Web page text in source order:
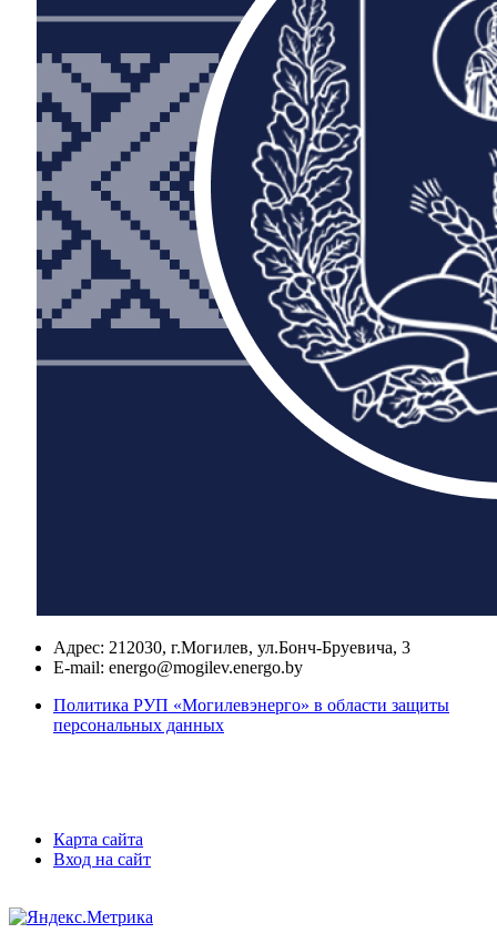
Адрес: 212030, г.Могилев, ул.Бонч-Бруевича, 3
E-mail: energo@mogilev.energo.by
Политика РУП «Могилевэнерго» в области защиты
персональных данных
Карта сайта
Вход на сайт